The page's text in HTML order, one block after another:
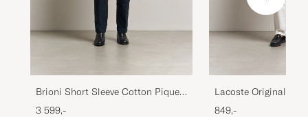
Brioni Short Sleeve Cotton Piquet
Polo Beige
3 599,-
Lacoste Original
Overview
849,-